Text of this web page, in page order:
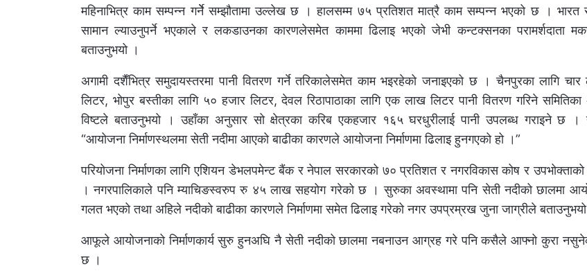
महिनाभित्र काम सम्पन्न गर्नेे सम्झौतामा उल्लेख छ । हालसम्म ७५ प्रतिशत मात्रै काम सम्पन्न भएको छ । भारत
सामान ल्याउनुपर्ने भएकाले र लकडाउनका कारणलेसमेत काममा ढिलाइ भएको जेभी कन्टक्सनका परामर्शदाता
बताउनुभयो ।
अगामी दशैँभित्र समुदायस्तरमा पानी वितरण गर्ने तरिकालेसमेत काम भइरहेको जनाइएको छ । चैनपुरका लागि
लिटर, भोपुर बस्तीका लागि ५० हजार लिटर, देवल रिठापाठाका लागि एक लाख लिटर पानी वितरण गरिने समितिका
विष्टले बताउनुभयो । उहाँका अनुसार सो क्षेत्रका करिब एकहजार १६५ घरधुरीलाई पानी उपलब्ध गराइने छ ।
“आयोजना निर्माणस्थलमा सेती नदीमा आएको बाढीका कारणले आयोजना निर्माणमा ढिलाइ हुनगएको हो ।”
परियोजना निर्माणका लागि एशियन डेभलपमेन्ट बैंक र नेपाल सरकारको ७० प्रतिशत र नगरविकास कोष र
। नगरपालिकाले पनि म्याचिङस्वरुप रु ४५ लाख सहयोग गरेको छ । सुरुका अवस्थामा पनि सेती नदीको छालमा
गलत भएको तथा अहिले नदीको बाढीका कारणले निर्माणमा समेत ढिलाइ गरेको नगर उपप्रम्रख जुना जाग्रीले
आफूले आयोजनाको निर्माणकार्य सुरु हुनअघि नै सेती नदीको छालमा नबनाउन आग्रह गरे पनि कसैले आफ्नो कुरा
छ ।